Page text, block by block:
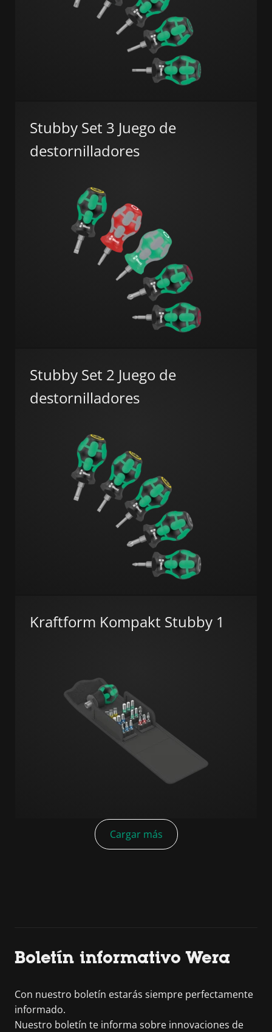
Stubby Set 3 Juego de
destornilladores
Stubby Set 2 Juego de
destornilladores
Kraftform Kompakt Stubby 1
Cargar más
Boletín informativo Wera
Con nuestro boletín estarás siempre perfectamente
informado.
Nuestro boletín te informa sobre innovaciones de